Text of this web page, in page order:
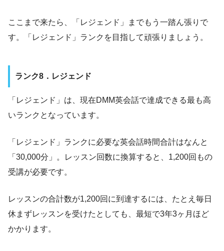
ここまで来たら、「レジェンド」までもう一踏ん張りで
す。「レジェンド」ランクを目指して頑張りましょう。
ランク8．レジェンド
「レジェンド」は、現在DMM英会話で達成できる最も高
いランクとなっています。
「レジェンド」ランクに必要な英会話時間合計はなんと
「30,000分」。レッスン回数に換算すると、1,200回もの
受講が必要です。
レッスンの合計数が1,200回に到達するには、たとえ毎日
休まずレッスンを受けたとしても、最短で3年3ヶ月ほど
かかります。